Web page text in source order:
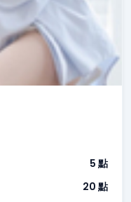
5 點
20 點